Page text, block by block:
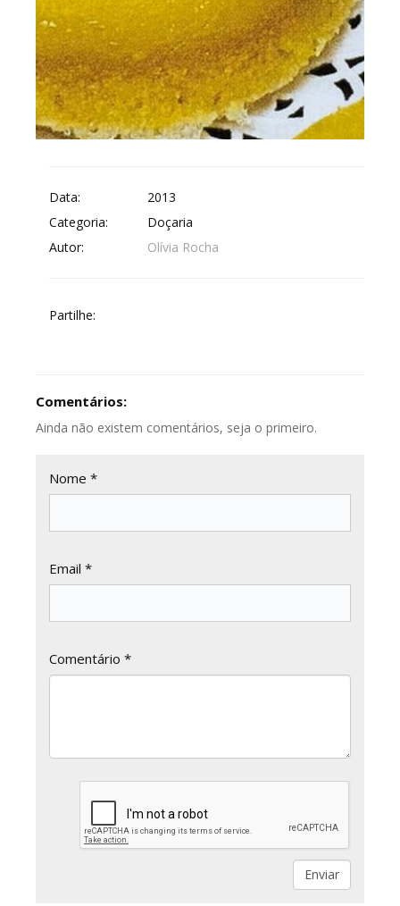
Data:
2013
Categoria:
Doçaria
Autor:
Olívia Rocha
Partilhe:
Comentários:
Ainda não existem comentários, seja o primeiro.
Nome *
Email *
Comentário *